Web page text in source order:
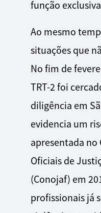
função
Ao mesmo
situações que
No fim de
TRT-2 foi
diligência em
evidencia um
apresentada no
Oficiais de
(Conojaf) em
profissionais já